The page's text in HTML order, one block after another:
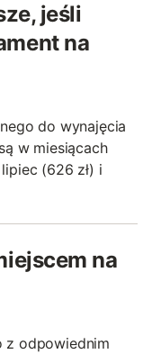
jeśli
na
do wynajęcia
w miesiącach
(626 zł) i
na
z odpowiednim